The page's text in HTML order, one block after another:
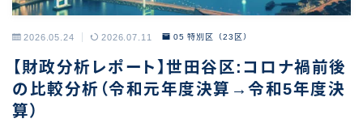
2026.05.24 2026.07.11 05 特別区（23区）
【財政分析レポート】世田谷区:コロナ禍前後
の比較分析（令和元年度決算→令和5年度決
算）